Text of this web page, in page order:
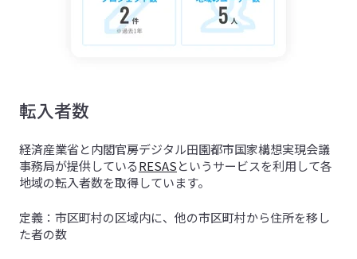
転入者数
経済産業省と内閣官房デジタル田園都市国家構想実現会議
事務局が提供しているRESASというサービスを利用して各
地域の転入者数を取得しています。
定義：市区町村の区域内に、他の市区町村から住所を移し
た者の数